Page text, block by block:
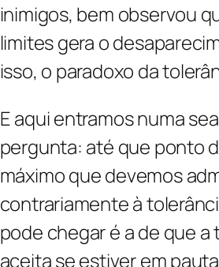
inimigos, bem observou
limites gera o
isso, o paradoxo da
E aqui entramos numa
pergunta: até que ponto
máximo que devemos
contrariamente à
pode chegar é a de que
aceita se estiver em